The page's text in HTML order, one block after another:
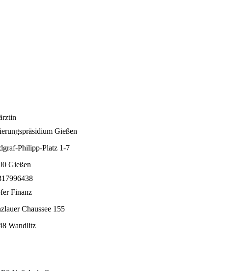
Gießen
Philipp-Platz 1-7
Gießen
Chaussee 155
Wandlitz